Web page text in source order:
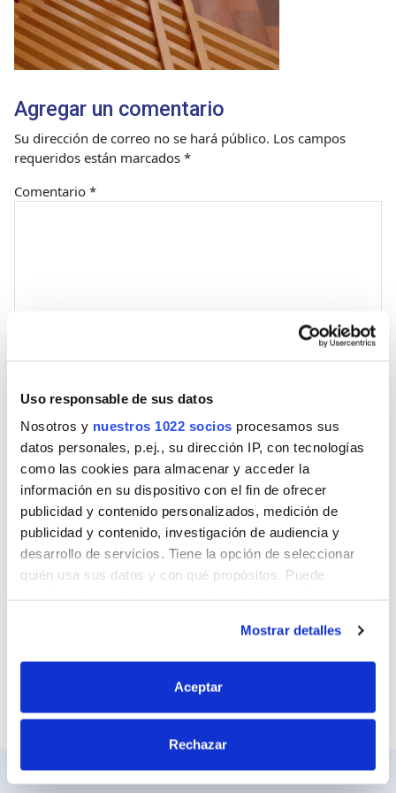
Uso responsable de sus datos
Nosotros y nuestros 1022 socios procesamos sus
datos personales, p.ej., su dirección IP, con tecnologías
como las cookies para almacenar y acceder la
información en su dispositivo con el fin de ofrecer
publicidad y contenido personalizados, medición de
publicidad y contenido, investigación de audiencia y
desarrollo de servicios. Tiene la opción de seleccionar
quién usa sus datos y con qué propósitos. Puede
Si lo permite, también quisiéramos:
Identificar su dispositivo analizándolo activamente
Mostrar detalles
Aceptar
Rechazar
Agregar un comentario
Su dirección de correo no se hará público. Los campos
requeridos están marcados *
Comentario *
Nombre
Correo
Sitio web